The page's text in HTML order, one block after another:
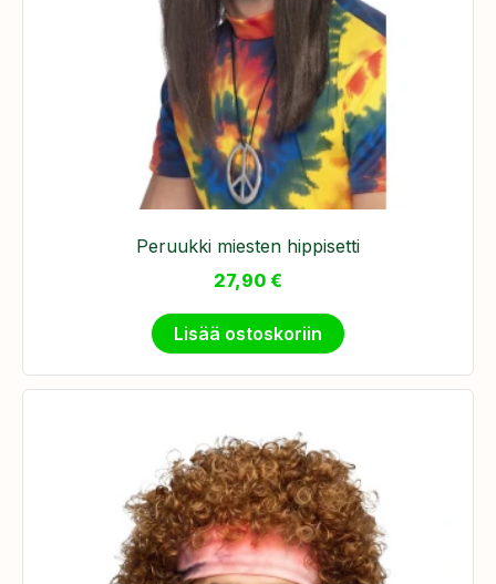
Peruukki miesten hippisetti
27,90 €
Lisää ostoskoriin